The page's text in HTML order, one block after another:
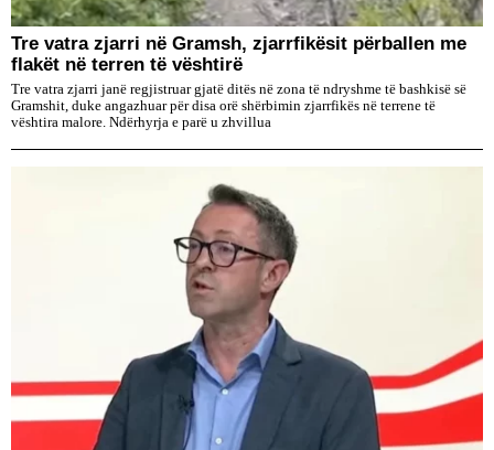
Tre vatra zjarri në Gramsh, zjarrfikësit përballen me
flakët në terren të vështirë
Tre vatra zjarri janë regjistruar gjatë ditës në zona të ndryshme të bashkisë së
Gramshit, duke angazhuar për disa orë shërbimin zjarrfikës në terrene të
vështira malore. Ndërhyrja e parë u zhvillua